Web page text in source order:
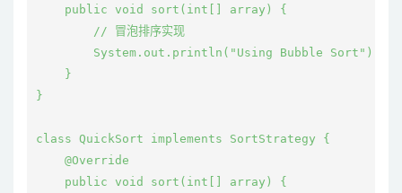
    public void sort(int[] array) {
        // 冒泡排序实现
        System.out.println("Using Bubble Sort");
    }
}
class QuickSort implements SortStrategy {
    @Override
    public void sort(int[] array) {